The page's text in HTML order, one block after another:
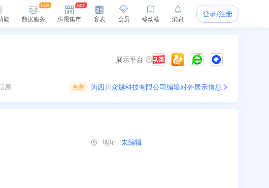
能 数据服务 供需集市 客表 会员 移动端 消息
登录/注册
展示平台
息 免费 为四川众燧科技有限公司编辑对外展示信息
地址 未编辑